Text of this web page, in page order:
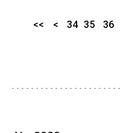
<< < 34 35 36